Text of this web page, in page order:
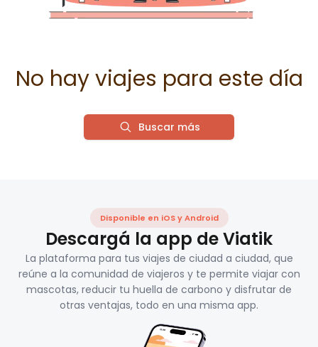
No hay viajes para este día
Buscar más
Disponible en iOS y Android
Descargá la app de Viatik
La plataforma para tus viajes de ciudad a ciudad, que
reúne a la comunidad de viajeros y te permite viajar con
mascotas, reducir tu huella de carbono y disfrutar de
otras ventajas, todo en una misma app.